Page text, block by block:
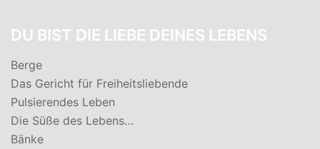
DU BIST DIE LIEBE DEINES LEBENS
Berge
Das Gericht für Freiheitsliebende
Pulsierendes Leben
Die Süße des Lebens…
Bänke